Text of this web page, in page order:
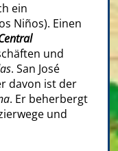
ein
Niños). Einen
und
. San José
davon ist der
. Er beherbergt
und